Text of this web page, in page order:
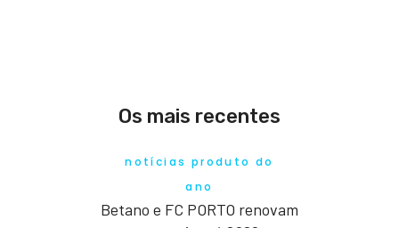
Os mais recentes
notícias produto do
ano
Betano e FC PORTO renovam